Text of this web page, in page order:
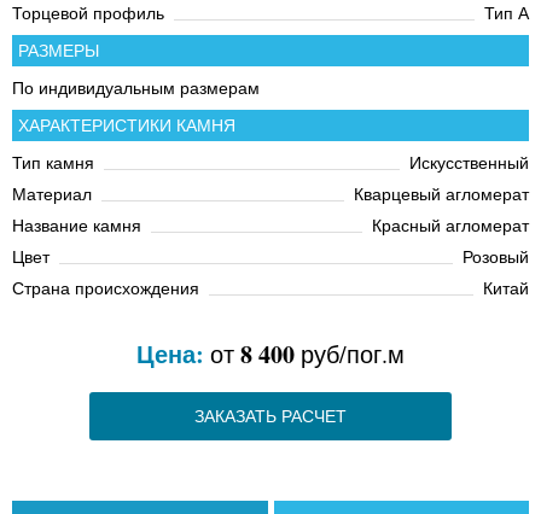
Торцевой профиль
Тип А
РАЗМЕРЫ
По индивидуальным размерам
ХАРАКТЕРИСТИКИ КАМНЯ
Тип камня
Искусственный
Материал
Кварцевый агломерат
Название камня
Красный агломерат
Цвет
Розовый
Страна происхождения
Китай
Цена: от8 400 руб/пог.м
ЗАКАЗАТЬ РАСЧЕТ